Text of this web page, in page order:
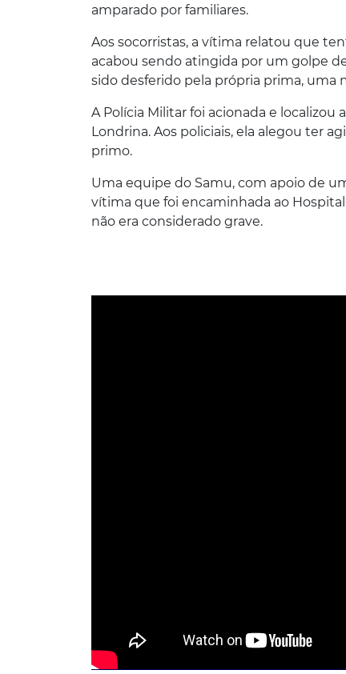
amparado por familiares.
Aos socorristas, a vítima relatou que
acabou sendo atingida por um golpe
sido desferido pela própria prima, uma
A Polícia Militar foi acionada e
Londrina. Aos policiais, ela alegou ter
primo.
Uma equipe do Samu, com apoio de
vítima que foi encaminhada ao
não era considerado grave.